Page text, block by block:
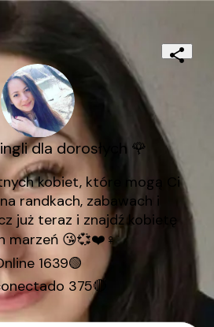
dla dorosłych 🌹
kobiet, które mogą Ci
randkach, zabawach i
już teraz i znajdź kobietę
marzeń 😘💞❤️♀️
1639🟢
375🔴